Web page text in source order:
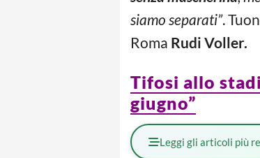
siamo separati”.
Roma Rudi Voller.
Tifosi allo
giugno”
Leggi gli articoli più